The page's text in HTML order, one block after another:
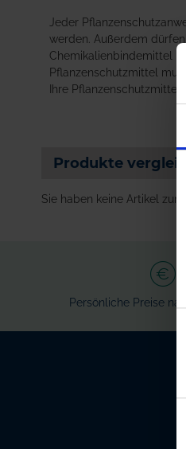
Jeder
werden. Außerdem
Chemikalienbindemittel
Pflanzenschutzmittel
Ihre
Produkte
Sie haben keine Artikel
Persönliche Preise